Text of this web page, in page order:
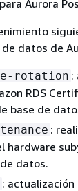
Aurora
datos de
rotation :
RDS
base de
:
hardware
datos.
: